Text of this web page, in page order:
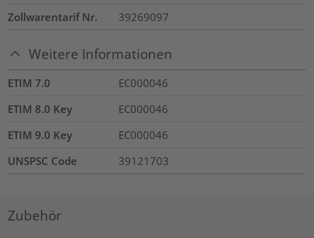
Zollwarentarif Nr. 39269097
Weitere Informationen
ETIM 7.0
EC000046
ETIM 8.0 Key
EC000046
ETIM 9.0 Key
EC000046
UNSPSC Code
39121703
Zubehör